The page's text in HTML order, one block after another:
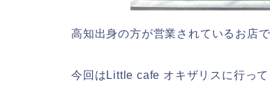
高知出身の方が営業されているお店で
今回はLittle cafe オキザリスに行って